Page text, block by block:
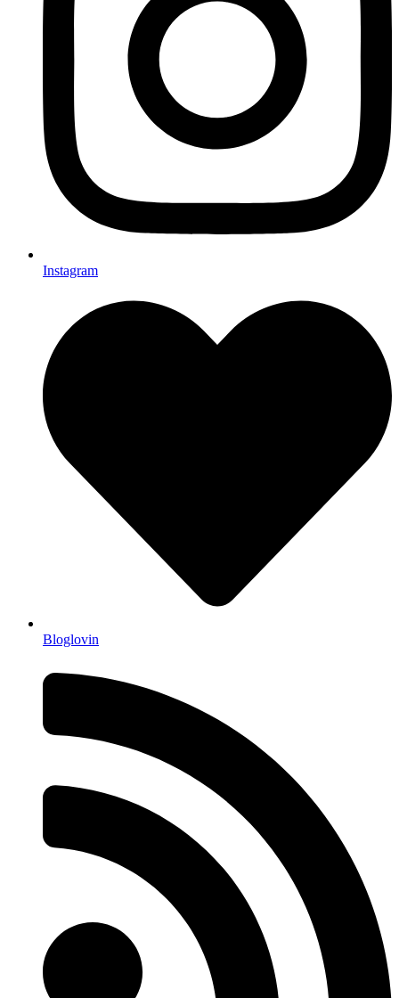
Instagram
Bloglovin